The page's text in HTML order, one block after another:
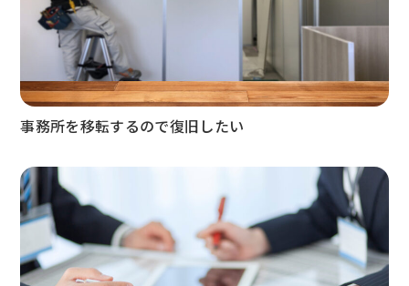
事務所を移転するので復旧したい